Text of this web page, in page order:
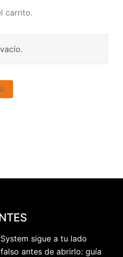
carrito.
sigue a tu lado
antes de abrirlo: guía